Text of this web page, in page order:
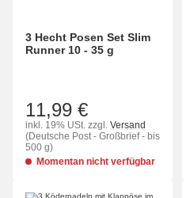
3 Hecht Posen Set Slim
Runner 10 - 35 g
11,99 €
inkl. 19% USt. zzgl. Versand
(Deutsche Post - Großbrief - bis
500 g)
Momentan nicht verfügbar